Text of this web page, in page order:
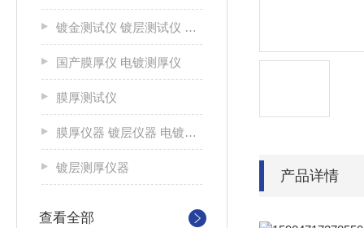
镀金测试仪 镀层测试仪 光谱分析仪
国产膜厚仪 电镀测厚仪
膜厚测试仪
膜厚仪器 镀层仪器 电镀镀层测厚仪
镀层测厚仪器
查看全部
产品详情